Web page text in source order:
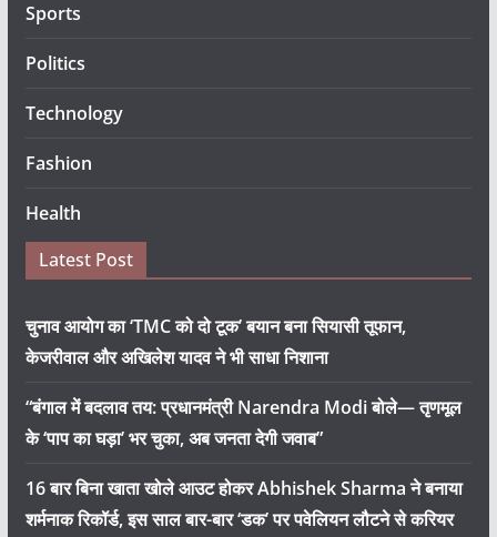
Sports
Politics
Technology
Fashion
Health
Latest Post
चुनाव आयोग का ‘TMC को दो टूक’ बयान बना सियासी तूफान,
केजरीवाल और अखिलेश यादव ने भी साधा निशाना
“बंगाल में बदलाव तय: प्रधानमंत्री Narendra Modi बोले— तृणमूल
के ‘पाप का घड़ा’ भर चुका, अब जनता देगी जवाब”
16 बार बिना खाता खोले आउट होकर Abhishek Sharma ने बनाया
शर्मनाक रिकॉर्ड, इस साल बार-बार ‘डक’ पर पवेलियन लौटने से करियर